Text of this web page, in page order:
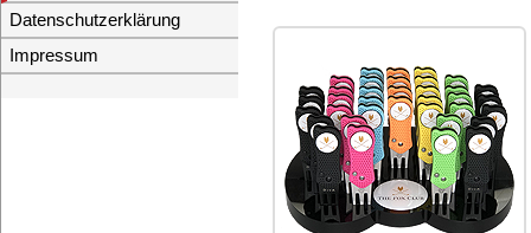
Datenschutzerklärung
Impressum